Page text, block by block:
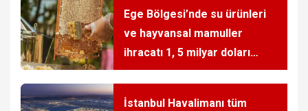
Ege Bölgesi’nde su ürünleri
ve hayvansal mamuller
ihracatı 1, 5 milyar doları
aştı
İstanbul Havalimanı tüm